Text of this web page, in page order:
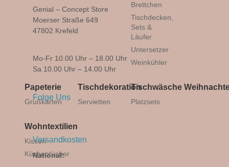
Brettchen
Tischdecken,
Sets &
Läufer
Untersetzer
Weinkühler
Papeterie
Grußkarten
Tischdekoration
Servietten
Tischwäsche
Platzsets
Wohntextilien
Kissen
Küchentücher
Genial – Concept Store
Moerser Straße 649
47802 Krefeld
Mo-Fr 10.00 Uhr – 18.00 Uhr
Sa 10.00 Uhr – 14.00 Uhr
Folge Uns
Versandkosten
National: